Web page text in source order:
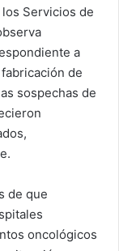
Servicios de
a
de
sospechas de
de que
oncológicos